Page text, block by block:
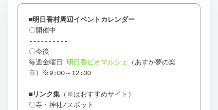
■明日香村周辺イベントカレンダー
〇開催中
----------
〇今後
毎週金曜日 明日香ビオマルシェ
（あすか夢の楽
市）※9:00～12:00
■リンク集 （※はおすすめサイト）
〇寺・神社/スポット